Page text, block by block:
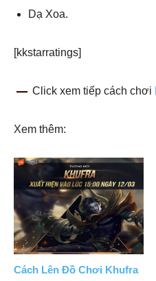
Dạ Xoa.
[kkstarratings]
Click xem tiếp cách chơi
Xem thêm:
Cách Lên Đồ Chơi Khufra